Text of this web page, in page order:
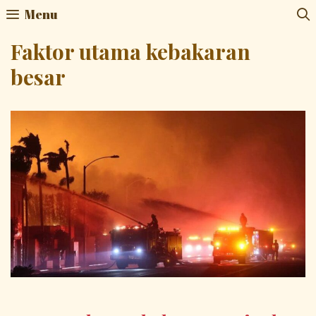
Skip
content
Menu
Faktor utama kebakaran
besar